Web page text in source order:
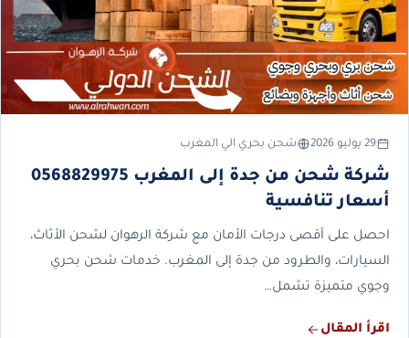
29 يوليو 2026 شحن بحري الي المغرب
شركة شحن من جدة إلى المغرب 0568829975
أسعار تنافسية
احصل على أقصى درجات الأمان مع شركة الرهوان لشحن الأثاث،
السيارات، والطرود من جدة إلى المغرب. خدمات شحن بحري
وجوي متميزة تشمل…
اقرأ المقال